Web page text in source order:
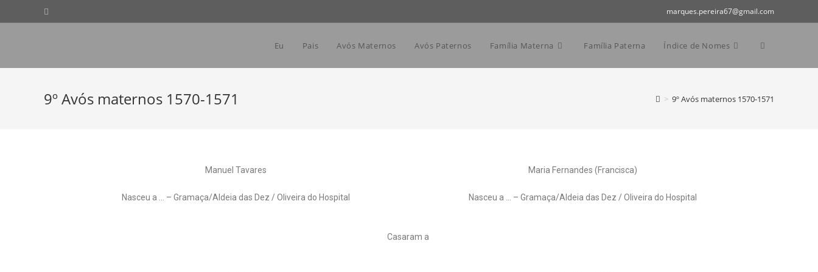
marques.pereira67@gmail.com
Eu Pais Avós Maternos Avós Paternos Família Materna Família Paterna Índice de Nomes
9º Avós maternos 1570-1571 > 9º Avós maternos 1570-1571
Manuel Tavares
Nasceu a … – Gramaça/Aldeia das Dez / Oliveira do Hospital
Maria Fernandes (Francisca)
Nasceu a … – Gramaça/Aldeia das Dez / Oliveira do Hospital
Casaram a